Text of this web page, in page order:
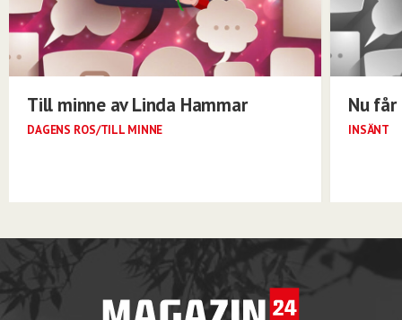
Till minne av Linda Hammar
DAGENS ROS/TILL MINNE
Nu
INSÄNT